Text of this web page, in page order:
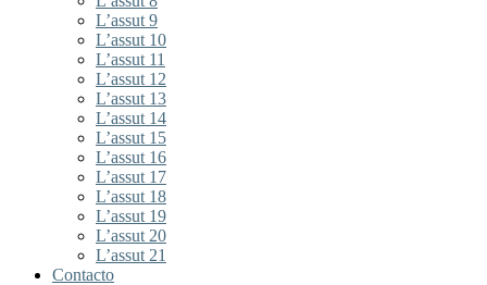
L’assut 9
L’assut 10
L’assut 11
L’assut 12
L’assut 13
L’assut 14
L’assut 15
L’assut 16
L’assut 17
L’assut 18
L’assut 19
L’assut 20
L’assut 21
Contacto